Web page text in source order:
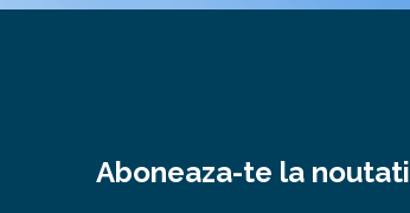
Aboneaza-te la noutati